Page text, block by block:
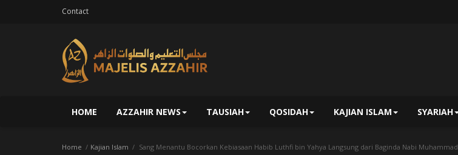
Contact
HOME AZZAHIR NEWS TAUSIAH QOSIDAH KAJIAN ISLAM SYARIAH
Home Kajian Islam Sang Menantu Bocorkan Kebiasaan Habib Luthfi bin Yahya Langsung dari Baginda Nabi Muhammad